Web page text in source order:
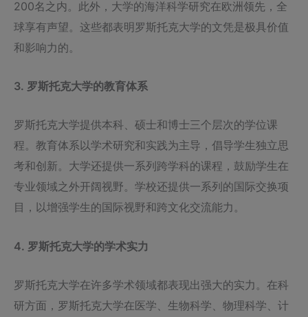
200名之内。此外，大学的海洋科学研究在欧洲领先，全
球享有声望。这些都表明罗斯托克大学的文凭是极具价值
和影响力的。
3. 罗斯托克大学的教育体系
罗斯托克大学提供本科、硕士和博士三个层次的学位课
程。教育体系以学术研究和实践为主导，倡导学生独立思
考和创新。大学还提供一系列跨学科的课程，鼓励学生在
专业领域之外开阔视野。学校还提供一系列的国际交换项
目，以增强学生的国际视野和跨文化交流能力。
4. 罗斯托克大学的学术实力
罗斯托克大学在许多学术领域都表现出强大的实力。在科
研方面，罗斯托克大学在医学、生物科学、物理科学、计